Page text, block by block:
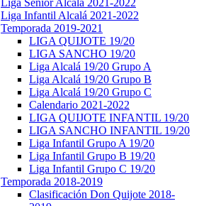
Liga Senior Alcalá 2021-2022
Liga Infantil Alcalá 2021-2022
Temporada 2019-2021
LIGA QUIJOTE 19/20
LIGA SANCHO 19/20
Liga Alcalá 19/20 Grupo A
Liga Alcalá 19/20 Grupo B
Liga Alcalá 19/20 Grupo C
Calendario 2021-2022
LIGA QUIJOTE INFANTIL 19/20
LIGA SANCHO INFANTIL 19/20
Liga Infantil Grupo A 19/20
Liga Infantil Grupo B 19/20
Liga Infantil Grupo C 19/20
Temporada 2018-2019
Clasificación Don Quijote 2018-